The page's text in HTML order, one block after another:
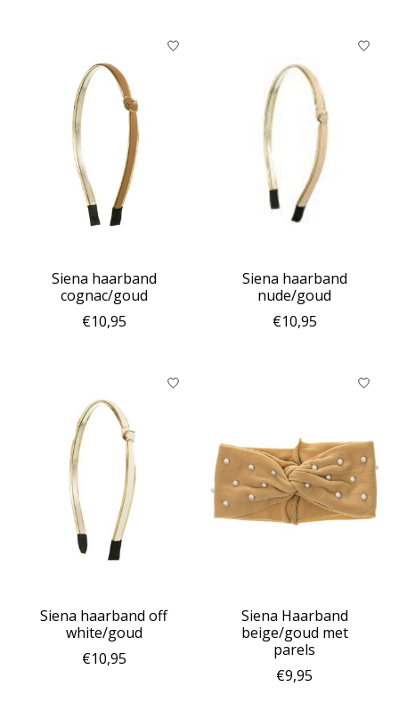
Siena haarband
cognac/goud
€10,95
Siena haarband
nude/goud
€10,95
Siena haarband off
white/goud
€10,95
Siena Haarband
beige/goud met
parels
€9,95